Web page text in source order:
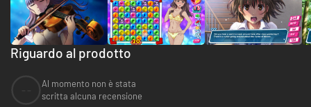
Riguardo al prodotto
Al momento non è stata
scritta alcuna recensione